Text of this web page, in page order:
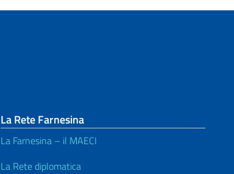
La Rete Farnesina
La Farnesina – il MAECI
La Rete diplomatica